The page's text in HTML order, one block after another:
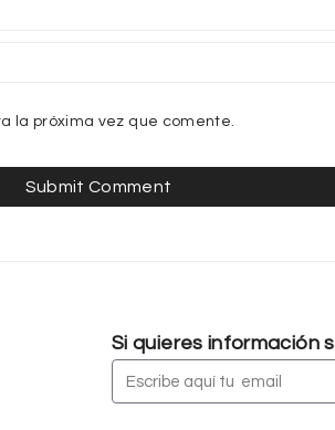
la próxima vez que comente.
Si quieres información